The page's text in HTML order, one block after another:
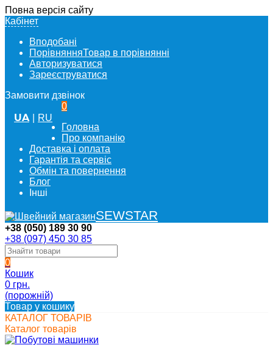
Повна версія сайту
Кабінет
Вподобані
ПорівнянняТовар в порівнянні
Авторизуватися
Зареєструватися
Замовити дзвінок
UA RU
0
Головна
Про компанію
Доставка і оплата
Гарантія та сервіс
Обмін та повернення
Блог
Інші
SEWSTAR
+38 (050) 189 30 90
+38 (097) 450 30 85
0
Кошик
0 грн.
(порожній)
Товар у кошику
КАТАЛОГ ТОВАРІВ
Каталог товарів